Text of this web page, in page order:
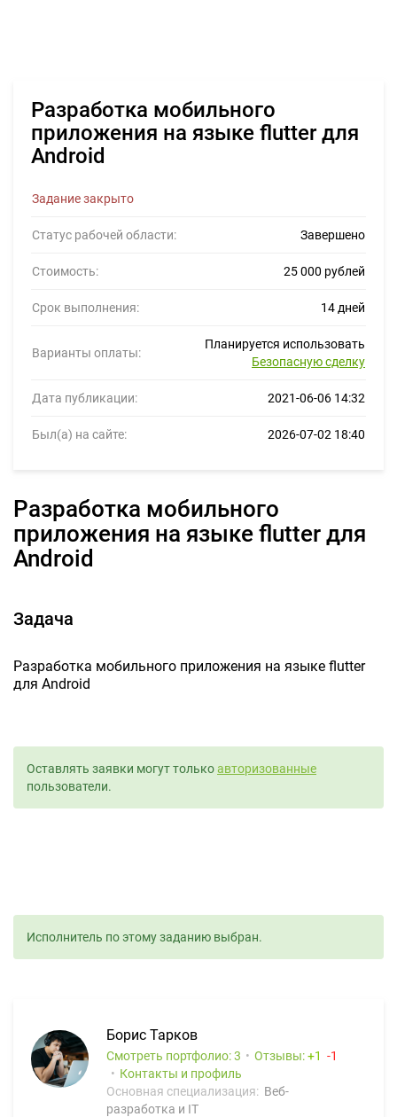
Разработка мобильного
приложения на языке flutter для
Android
Задание закрыто
Статус рабочей области: Завершено
Стоимость: 25 000 рублей
Срок выполнения: 14 дней
Варианты оплаты:
Планируется использовать
Безопасную сделку
Дата публикации: 2021-06-06 14:32
Был(а) на сайте: 2026-07-02 18:40
Разработка мобильного
приложения на языке flutter для
Android
Задача
Разработка мобильного приложения на языке flutter
для Android
Оставлять заявки могут толькоавторизованные
пользователи.
Исполнитель по этому заданию выбран.
Борис Тарков
Смотреть портфолио: 3 Отзывы: 1
1
Контакты и профиль
Основная специализация: Веб-
разработка и IT